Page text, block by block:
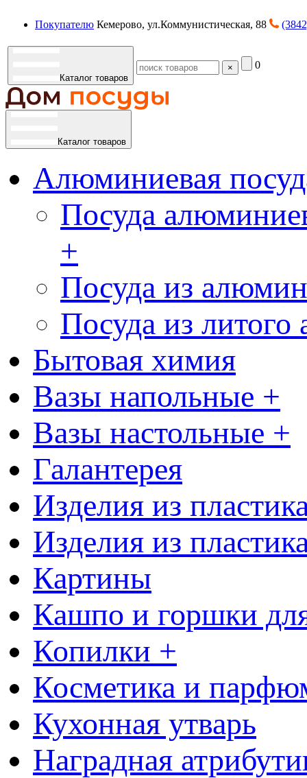
Покупателю Кемерово, ул.Коммунистическая, 88
Каталог товаров
× 0
Каталог товаров
Алюминиевая
Посуда
+
Посуда из
Посуда из
Бытовая химия
Вазы напольные +
Вазы настольные +
Галантерея
Изделия из
Изделия из
Картины
Кашпо и горшки
Копилки +
Косметика и
Кухонная утварь
Наградная